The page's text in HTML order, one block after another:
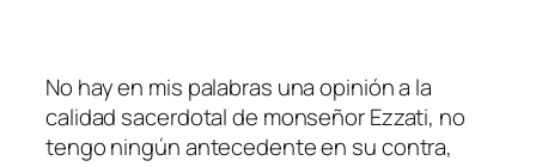
No hay en mis palabras una opinión a la
calidad sacerdotal de monseñor Ezzati, no
tengo ningún antecedente en su contra,